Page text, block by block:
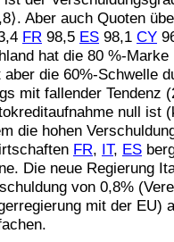
Aber auch Quoten
FR 98,5 ES 98,1 CY
hat die 80 %-
die 60%-Schwelle
mit fallender Tendenz
null ist
die hohen
FR, IT, ES
Die neue Regierung
von 0,8%
mit der EU)